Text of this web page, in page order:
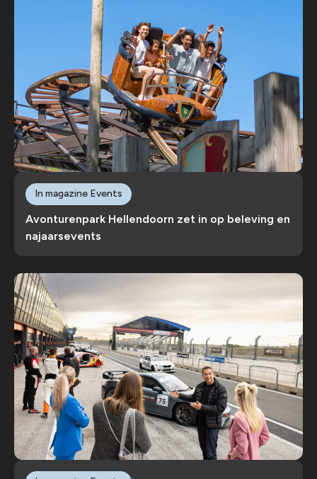
Avonturenpark Hellendoorn zet in op beleving en
najaarsevents
In magazine Events